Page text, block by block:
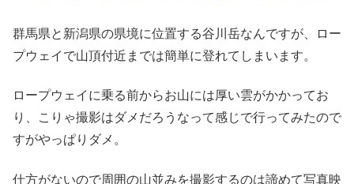
群馬県と新潟県の県境に位置する谷川岳なんですが、ロー
プウェイで山頂付近までは簡単に登れてしまいます。
ロープウェイに乗る前からお山には厚い雲がかかってお
り、こりゃ撮影はダメだろうなって感じで行ってみたので
すがやっぱりダメ。
仕方がないので周囲の山並みを撮影するのは諦めて写真映